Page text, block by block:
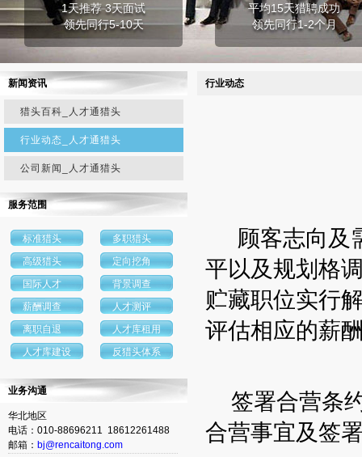
1天推荐 3天面试
领先同行5-10天
平均15天猎聘成功
领先同行1-2个月
新闻资讯
猎头百科_人才通猎头
行业动态_人才通猎头
公司新闻_人才通猎头
服务范围
标准猎头
多职猎头
高级猎头
定向挖角
国际人才
背景调查
薪酬调查
人才测评
离职自退
人才库租用
人才库建设
反猎头体系
业务沟通
华北地区
电话：010-88696211 18612261488
邮箱： bj@rencaitong.com
行业动态
顾客志向及
平以及规划格
贮藏职位实行
评估相应的薪
签署合营条
合营事宜及签